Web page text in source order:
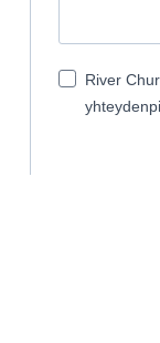
River